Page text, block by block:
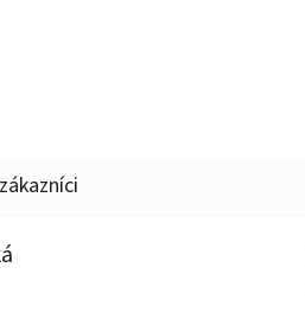
1 z 5 hviezdičiek.